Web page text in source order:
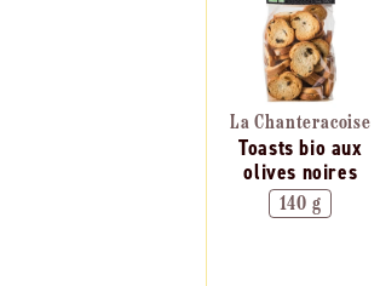
La Chanteracoise
Toasts bio aux
olives noires
140 g